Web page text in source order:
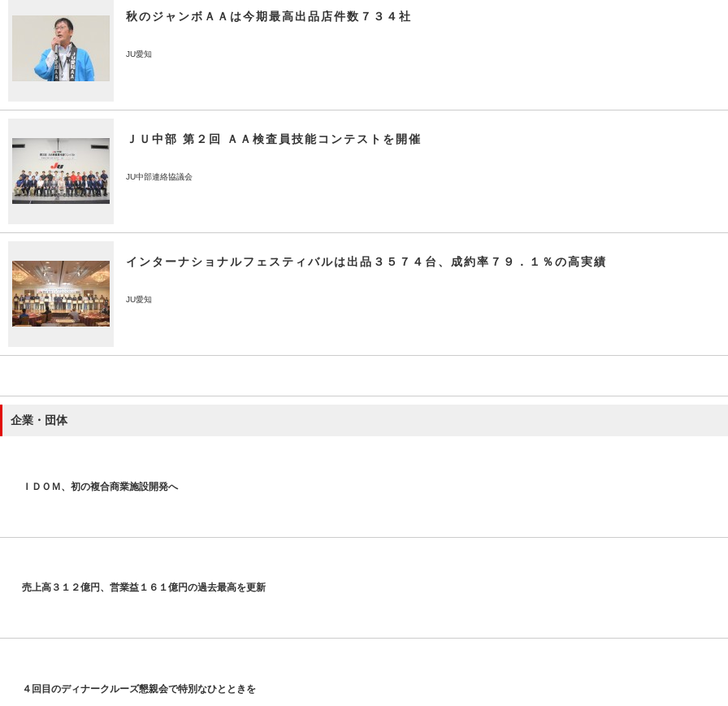
秋のジャンボＡＡは今期最高出品店件数７３４社
JU愛知
ＪＵ中部 第２回 ＡＡ検査員技能コンテストを開催
JU中部連絡協議会
インターナショナルフェスティバルは出品３５７４台、成約率７９．１％の高実績
JU愛知
企業・団体
ＩＤＯＭ、初の複合商業施設開発へ
売上高３１２億円、営業益１６１億円の過去最高を更新
４回目のディナークルーズ懇親会で特別なひとときを